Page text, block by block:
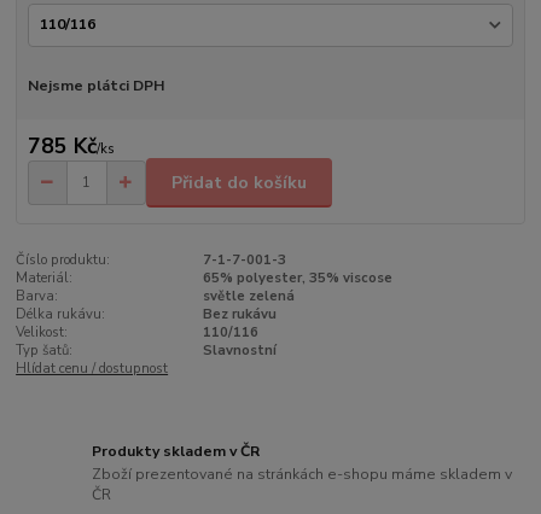
Nejsme plátci DPH
785 Kč/ks
Přidat do košíku
Číslo produktu:
7-1-7-001-3
Materiál:
65% polyester, 35% viscose
Barva:
světle zelená
Délka rukávu:
Bez rukávu
Velikost:
110/116
Typ šatů:
Slavnostní
Hlídat cenu / dostupnost
Produkty skladem v ČR
Zboží prezentované na stránkách e-shopu máme skladem v
ČR